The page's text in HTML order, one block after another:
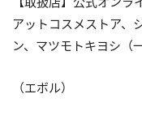
アットコスメストア、
ン、マツモトキヨシ（
（エボル）